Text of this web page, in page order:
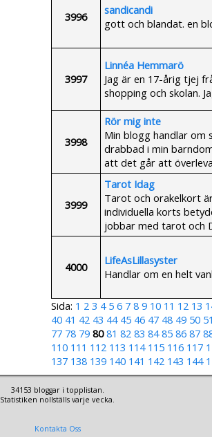
3996
sandicandi
gott och blandat. en
3997
Linnéa Hemmarö
Jag är en 17-årig tjej
shopping och skolan.
3998
Rör mig inte
Min blogg handlar om
drabbad i min
att det går att
3999
Tarot Idag
Tarot och orakelkort
individuella korts
jobbar med tarot och
4000
LifeAsLillasyster
Handlar om en helt
Sida: 1 2 3 4 5 6 7 8 9 10 11 12 13
40 41 42 43 44 45 46 47 48 49 50
77 78 79 80 81 82 83 84 85 86 87
110 111 112 113 114 115 116 117
137 138 139 140 141 142 143 144
34153 bloggar i topplistan.
Statistiken nollställs varje vecka.
Kontakta Oss